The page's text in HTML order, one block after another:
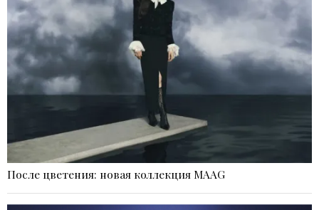
После цветения: новая коллекция MAAG